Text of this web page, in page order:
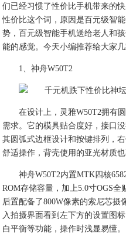
们已经习惯了性价比手机带来的
性价比这个词，原因是百元级智
势，百元级智能手机送给老人和
能的感觉。今天小编推荐给大家几
1、神舟W50T2
在设计上，灵雅W50T2拥有
需求。它的模具贴合度好，接口
其圆弧式边框设计和按键排列，
舒适操作，背壳使用的亚光材质
神舟W50T2内置MTK四核
ROM存储容量，加上5.0寸OGS
后置配备了800W像素的索尼芯摄
入拍摄界面看到左下方的设置图
白平衡等功能，操作时浅显易懂。